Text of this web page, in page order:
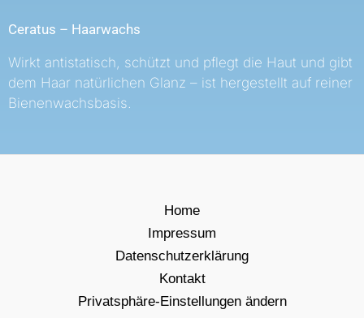
Ceratus – Haarwachs
Wirkt antistatisch, schützt und pflegt die Haut und gibt
dem Haar natürlichen Glanz – ist hergestellt auf reiner
Bienenwachsbasis.
Home
Impressum
Datenschutzerklärung
Kontakt
Privatsphäre-Einstellungen ändern